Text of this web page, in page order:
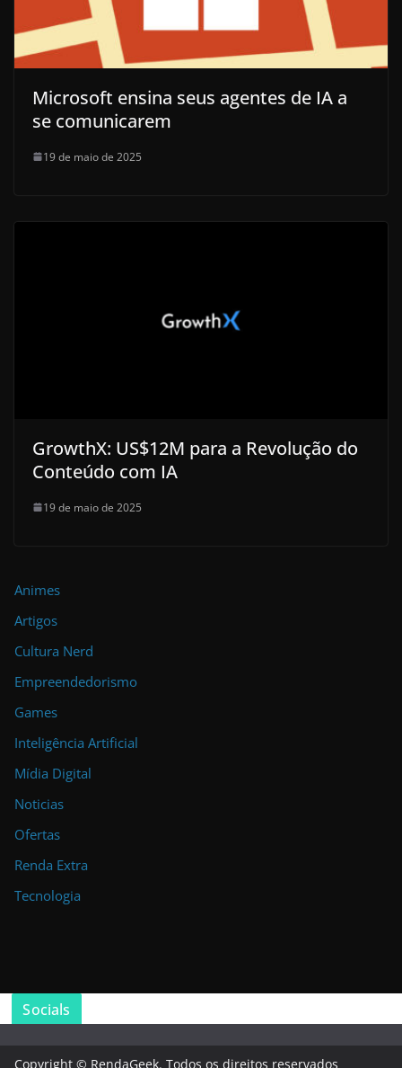
Microsoft ensina seus agentes de IA a
se comunicarem
19 de maio de 2025
GrowthX: US$12M para a Revolução do
Conteúdo com IA
19 de maio de 2025
Animes
Artigos
Cultura Nerd
Empreendedorismo
Games
Inteligência Artificial
Mídia Digital
Noticias
Ofertas
Renda Extra
Tecnologia
Socials
Copyright © RendaGeek. Todos os direitos reservados